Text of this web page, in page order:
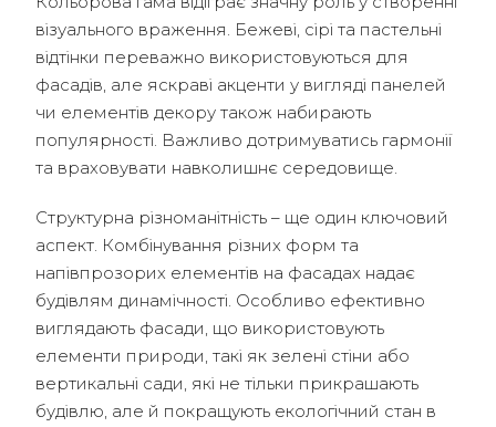
візуального враження. Бежеві, сірі та пастельні
відтінки переважно використовуються для
фасадів, але яскраві акценти у вигляді панелей
чи елементів декору також набирають
популярності. Важливо дотримуватись гармонії
та враховувати навколишнє середовище.
Структурна різноманітність – ще один ключовий
аспект. Комбінування різних форм та
напівпрозорих елементів на фасадах надає
будівлям динамічності. Особливо ефективно
виглядають фасади, що використовують
елементи природи, такі як зелені стіни або
вертикальні сади, які не тільки прикрашають
будівлю, але й покращують екологічний стан в